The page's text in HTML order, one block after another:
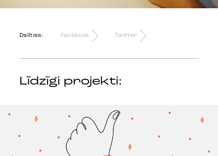
Dalīties: Facebook Twitter
Līdzīgi projekti: